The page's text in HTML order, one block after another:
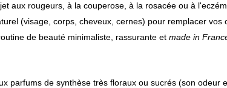
aux rougeurs, à la couperose, à la rosacée ou à
(visage, corps, cheveux, cernes) pour remplacer vos
de beauté minimaliste, rassurante etmade in
parfums de synthèse très floraux ou sucrés (son odeur